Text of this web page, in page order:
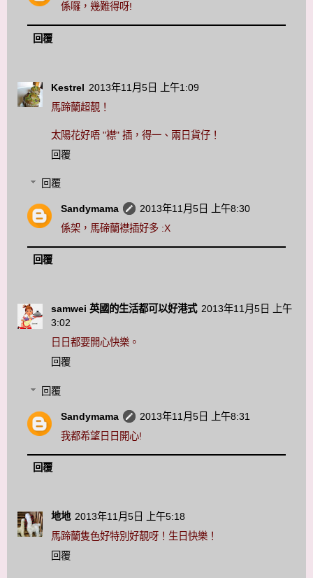
係囉，幾難得呀!
回覆
Kestrel 2013年11月5日 上午1:09
馬蹄蘭超靚！
太陽花好唔 "襟" 插，得一、兩日貨仔！
回覆
回覆
Sandymama
2013年11月5日 上午8:30
係架，馬碲蘭襟插好多 :X
回覆
samwei 英國的生活都可以好港式 2013年11月5日 上午
3:02
日日都要開心快樂。
回覆
回覆
Sandymama
2013年11月5日 上午8:31
我都希望日日開心!
回覆
地地 2013年11月5日 上午5:18
馬蹄蘭隻色好特別好靚呀！生日快樂！
回覆